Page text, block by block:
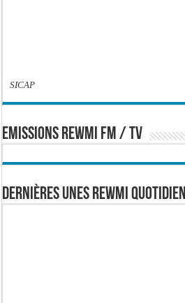
SICAP
EMISSIONS REWMI FM / TV
Dernières Unes Rewmi Quotidien